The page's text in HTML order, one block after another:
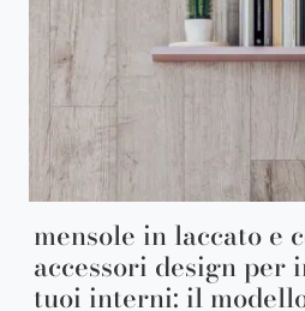
mensole in laccato e
accessori design per
tuoi interni: il